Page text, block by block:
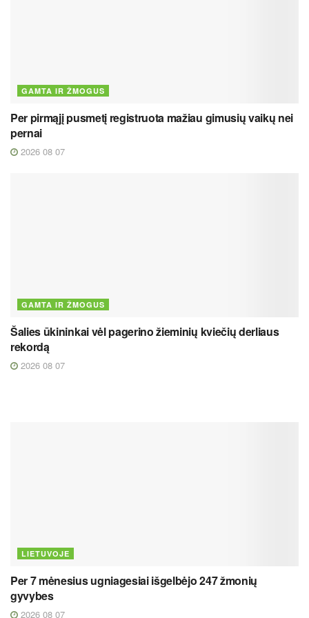
GAMTA IR ŽMOGUS
Per pirmąjį pusmetį registruota mažiau gimusių vaikų nei
pernai
2026 08 07
GAMTA IR ŽMOGUS
Šalies ūkininkai vėl pagerino žieminių kviečių derliaus
rekordą
2026 08 07
LIETUVOJE
Per 7 mėnesius ugniagesiai išgelbėjo 247 žmonių
gyvybes
2026 08 07